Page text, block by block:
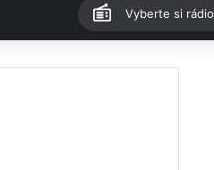
Vyberte si rádio